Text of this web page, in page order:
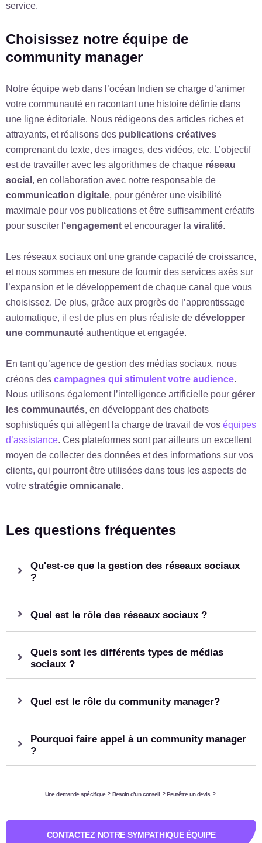
service.
Choisissez notre équipe de
community manager
Notre équipe web dans l’océan Indien se charge d’animer
votre communauté en racontant une histoire définie dans
une ligne éditoriale. Nous rédigeons des articles riches et
attrayants, et réalisons des publications créatives
comprenant du texte, des images, des vidéos, etc. L’objectif
est de travailler avec les algorithmes de chaque réseau
social , en collaboration avec notre responsable de
communication digitale, pour générer une visibilité
maximale pour vos publications et être suffisamment créatifs
pour susciter l ‘engagement et encourager la viralité.
Les réseaux sociaux ont une grande capacité de croissance,
et nous sommes en mesure de fournir des services axés sur
l’expansion et le développement de chaque canal que vous
choisissez. De plus, grâce aux progrès de l’apprentissage
automatique, il est de plus en plus réaliste de développer
une communauté authentique et engagée.
En tant qu’agence de gestion des médias sociaux, nous
créons des campagnes qui stimulent votre audience.
Nous utilisons également l’intelligence artificielle pour gérer
les communautés, en développant des chatbots
sophistiqués qui allègent la charge de travail de vos équipes
d’assistance. Ces plateformes sont par ailleurs un excellent
moyen de collecter des données et des informations sur vos
clients, qui pourront être utilisées dans tous les aspects de
votre stratégie omnicanale.
Les questions fréquentes
Qu'est-ce que la gestion des réseaux sociaux
?
Quel est le rôle des réseaux sociaux ?
Quels sont les différents types de médias
sociaux ?
Quel est le rôle du community manager?
Pourquoi faire appel à un community manager
?
Une demande spécifique ? Besoin d’un conseil ? Peut-être un devis ?
CONTACTEZ NOTRE SYMPATHIQUE ÉQUIPE